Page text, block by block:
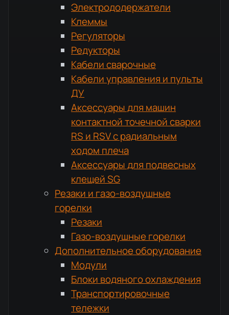
Электрододержатели
Клеммы
Регуляторы
Редукторы
Кабели сварочные
Кабели управления и пульты
ДУ
Аксессуары для машин
контактной точечной сварки
RS и RSV с радиальным
ходом плеча
Аксессуары для подвесных
клещей SG
Резаки и газо-воздушные
горелки
Резаки
Газо-воздушные горелки
Дополнительное оборудование
Модули
Блоки водяного охлаждения
Транспортировочные
тележки